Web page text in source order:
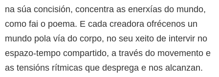
na súa concisión, concentra as enerxías do mundo,
como fai o poema. E cada creadora ofrécenos un
mundo pola vía do corpo, no seu xeito de intervir no
espazo-tempo compartido, a través do movemento e
as tensións rítmicas que desprega e nos alcanzan.